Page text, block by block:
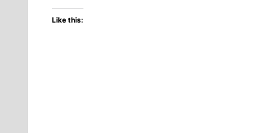
Like this: